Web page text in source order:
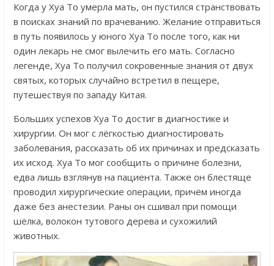
Когда у Хуа То умерла мать, он пустился странствовать
в поисках знаний по врачеванию. Желание отправиться
в путь появилось у юного Хуа То после того, как ни
один лекарь не смог вылечить его мать. Согласно
легенде, Хуа То получил сокровенные знания от двух
святых, которых случайно встретил в пещере,
путешествуя по западу Китая.
Больших успехов Хуа То достиг в диагностике и
хирургии. Он мог с лёгкостью диагностировать
заболевания, рассказать об их причинах и предсказать
их исход. Хуа То мог сообщить о причине болезни,
едва лишь взглянув на пациента. Также он блестяще
проводил хирургические операции, причём иногда
даже без анестезии. Раны он сшивал при помощи
шёлка, волокон тутового дерева и сухожилий
животных.